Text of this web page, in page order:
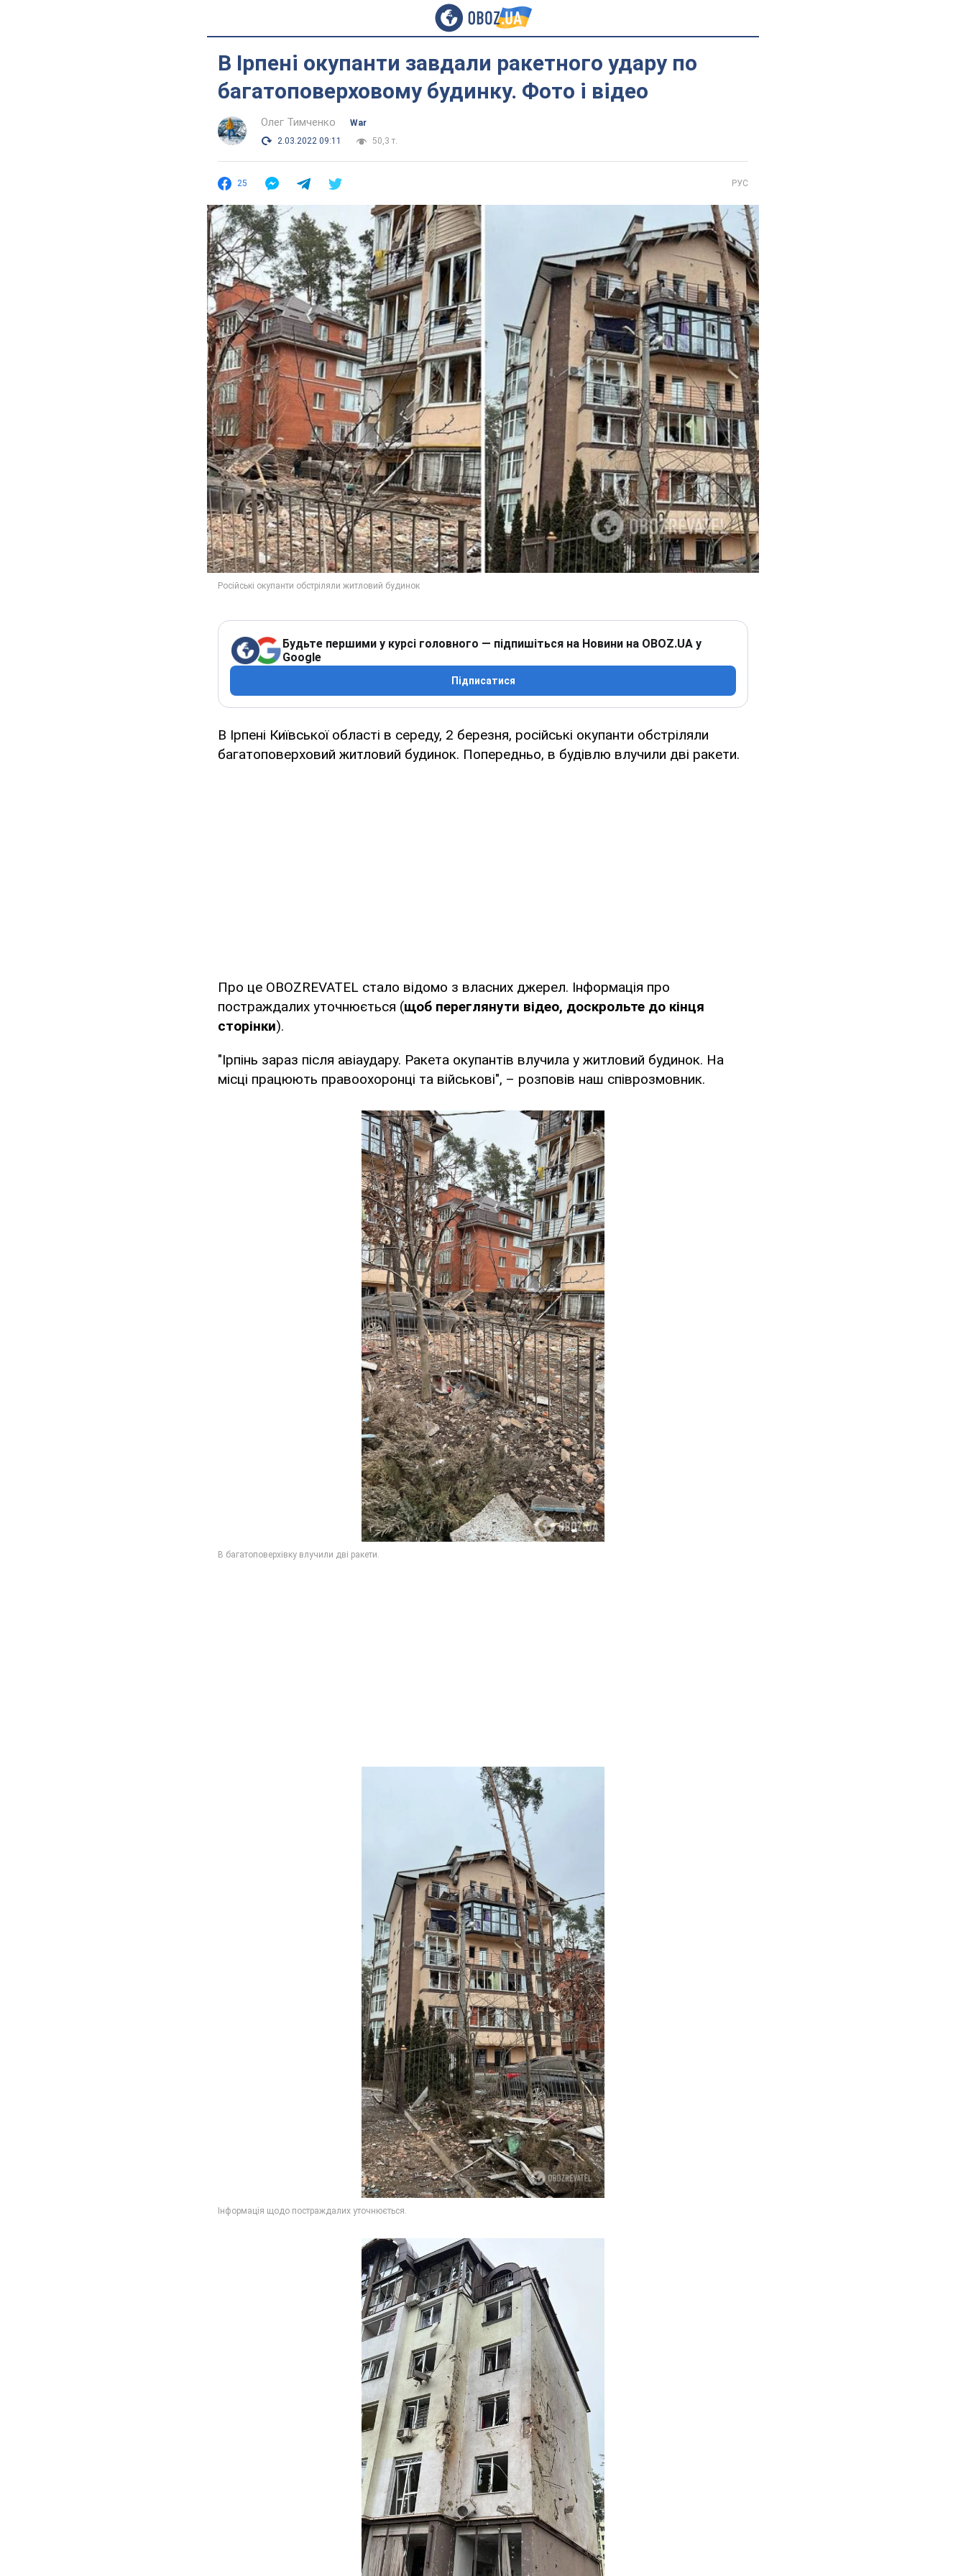
В Ірпені окупанти завдали ракетного удару по
багатоповерховому будинку. Фото і відео
Олег Тимченко
War
2.03.2022 09:11
50,3 т.
25 РУС
Будьте першими у курсі головного — підпишіться на Новини на OBOZ.UA у
Google
Підписатися
В Ірпені Київської області в середу, 2 березня, російські окупанти обстріляли
багатоповерховий житловий будинок. Попередньо, в будівлю влучили дві ракети.
Про це OBOZREVATEL стало відомо з власних джерел. Інформація про
постраждалих уточнюється (щоб переглянути відео, доскрольте до кінця
сторінки).
"Ірпінь зараз після авіаудару. Ракета окупантів влучила у житловий будинок. На
місці працюють правоохоронці та військові", – розповів наш співрозмовник.